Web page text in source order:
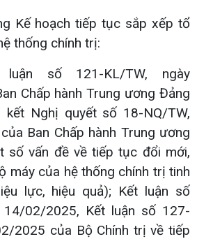
Kế hoạch tiếp tục sắp xếp tổ
thống chính trị:
số 121-KL/TW, ngày
Chấp hành Trung ương Đảng
kết Nghị quyết số 18-NQ/TW,
Ban Chấp hành Trung ương
số vấn đề về tiếp tục đổi mới,
máy của hệ thống chính trị tinh
lực, hiệu quả); Kết luận số
14/02/2025, Kết luận số 127-
2025 của Bộ Chính trị về tiếp